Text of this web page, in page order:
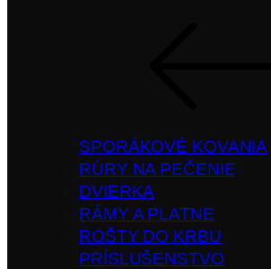
SPORÁKOVÉ KOVANIA
RÚRY NA PEČENIE
DVIERKA
RÁMY A PLATNE
ROŠTY DO KRBU
PRÍSLUŠENSTVO